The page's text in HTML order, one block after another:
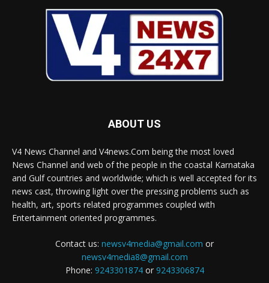
ABOUT US
V4 News Channel and V4news.Com being the most loved
News Channel and web of the people in the coastal Karnataka
and Gulf countries and worldwide; which is well accepted for its
news cast, throwing light over the pressing problems such as
health, art, sports related programmes coupled with
Entertainment oriented programmes.
Contact us: newsv4media@gmail.com or
newsv4media8@gmail.com
Phone: 9243301874or 9243306874